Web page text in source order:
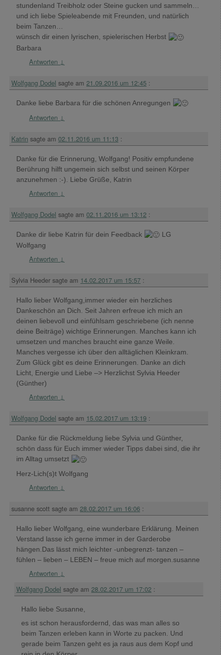
stundenland Treibholz oder Steine gucken und sammeln…
und ich liebe Spieleabende mit Freunden, und natürlich
beim Tanzen…
wünsch dir einen lyrischen, spielerischen Herbst
Barbara
Antworten ↓
Wolfgang Dodel sagte am 21.09.2016 um 12:45 :
Danke liebe Barbara für die schönen Anregungen
Antworten ↓
Katrin sagte am 02.11.2016 um 11:13 :
Danke für die Erinnerung, Wolfgang! Positiv empfundene
Berührung hilft ungemein sich selbst und seinen Körper
anzunehmen :-). Liebe Grüße, Katrin
Antworten ↓
Wolfgang Dodel sagte am 02.11.2016 um 13:12 :
Danke dir liebe Katrin für dein Feedback
LG
Wolfgang
Antworten ↓
Sylvia Heeder sagte am 14.02.2017 um 15:57 :
Hallo lieber Wolfgang,immer wieder ein herzliches
Dankeschön an Dich. Seit Jahren erfreue ich mich an
deinen liebevoll und einfühlsam geschriebene (ich nenne
deine Beiträge) wichtige Erinnerungen. Manches kann ich
umsetzen und manches braucht eine ganze Weile.
Manches vergesse ich über den alltäglichen Kleinkram.
Zum Glück gibt es deine Erinnerungen. Danke an dich
Licht, Energie und Liebe –> Herzlichst Sylvia Heeder
(Günther)
Antworten ↓
Wolfgang Dodel sagte am 15.02.2017 um 13:19 :
Danke für die Rückmeldung liebe Sylvia und Günther,
schön dass für Euch immer wieder Tipps dabei sind, die ihr
im Alltag umsetzt
Herz-Lich(s)t Wolfgang
Antworten ↓
susanne scott sagte am 28.02.2017 um 16:06 :
Hallo lieber Wolfgang, eine wunderbare Erklärung. Meinen
Verstand lasse ich gerne immer in der Garderobe
hängen.Das lässt mich leichter -unbegrenzt- tanzen –
fühlen – lieben – LEBEN – freue mich auf morgen.susanne
Antworten ↓
Wolfgang Dodel sagte am 28.02.2017 um 17:02 :
Hallo liebe Susanne,
es ist schon herausfordernd, das was man alles so
beim Tanzen erleben kann in Worte zu packen. Und
gerade beim Tanzen geht es ja raus aus dem Kopf und